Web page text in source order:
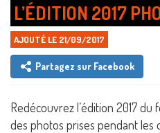
L’ÉDITION 2017
AJOUTÉ LE 21/09/2017
Partagez sur Facebook
Redécouvrez l’édition 2017
des photos prises pendant les